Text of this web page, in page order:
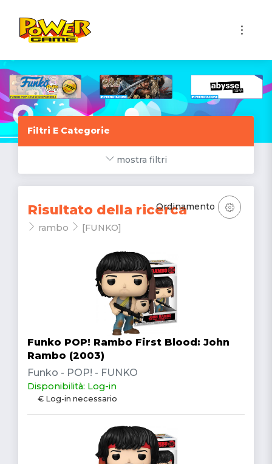
Filtri E Categorie
mostra filtri
Risultato della ricerca
rambo [FUNKO]
Ordinamento
Funko POP! Rambo First Blood: John
Rambo (2003)
Funko - POP! - FUNKO
Disponibilità: Log-in
€ Log-in necessario